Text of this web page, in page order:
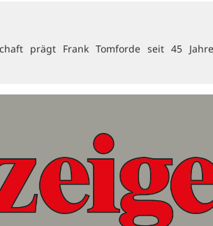
prägt Frank Tomforde seit 45